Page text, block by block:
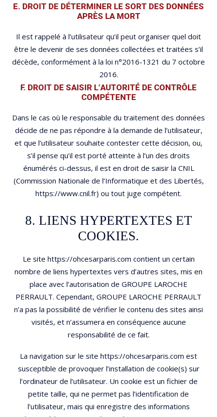
E. DROIT DE DÉTERMINER LE SORT DES DONNÉES
APRÈS LA MORT
Il est rappelé à l’utilisateur qu’il peut organiser quel doit
être le devenir de ses données collectées et traitées s’il
décède, conformément à la loi n°2016-1321 du 7 octobre
2016.
F. DROIT DE SAISIR L’AUTORITÉ DE CONTRÔLE
COMPÉTENTE
Dans le cas où le responsable du traitement des données
décide de ne pas répondre à la demande de l’utilisateur,
et que l’utilisateur souhaite contester cette décision, ou,
s’il pense qu’il est porté atteinte à l’un des droits
énumérés ci-dessus, il est en droit de saisir la CNIL
(Commission Nationale de l’Informatique et des Libertés,
https://www.cnil.fr) ou tout juge compétent.
8. LIENS HYPERTEXTES ET
COOKIES.
Le site https://ohcesarparis.com contient un certain
nombre de liens hypertextes vers d’autres sites, mis en
place avec l’autorisation de GROUPE LAROCHE
PERRAULT. Cependant, GROUPE LAROCHE PERRAULT
n’a pas la possibilité de vérifier le contenu des sites ainsi
visités, et n’assumera en conséquence aucune
responsabilité de ce fait.
La navigation sur le site https://ohcesarparis.com est
susceptible de provoquer l’installation de cookie(s) sur
l’ordinateur de l’utilisateur. Un cookie est un fichier de
petite taille, qui ne permet pas l’identification de
l’utilisateur, mais qui enregistre des informations